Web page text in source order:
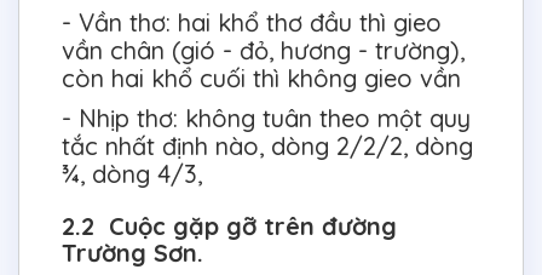
- Vần thơ: hai khổ thơ đầu thì gieo
vần chân (gió - đỏ, hương - trường),
còn hai khổ cuối thì không gieo vần
- Nhịp thơ: không tuân theo một quy
tắc nhất định nào, dòng 2/2/2, dòng
¾, dòng 4/3,
2.2 Cuộc gặp gỡ trên đường
Trường Sơn.